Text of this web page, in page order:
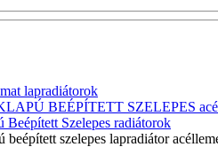
lapradiátorok
BEÉPÍTETT SZELEPES
Szelepes radiátorok
szelepes lapradiátor